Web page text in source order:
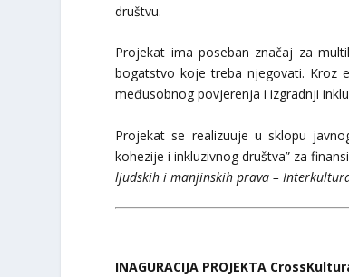
društvu.
Projekat ima poseban značaj za
bogatstvo koje treba njegovati. Kroz
međusobnog povjerenja i izgradnji
Projekat se realizuuje u sklopu
kohezije i inkluzivnog društva” za
ljudskih i manjinskih prava –
INAGURACIJA PROJEKTA